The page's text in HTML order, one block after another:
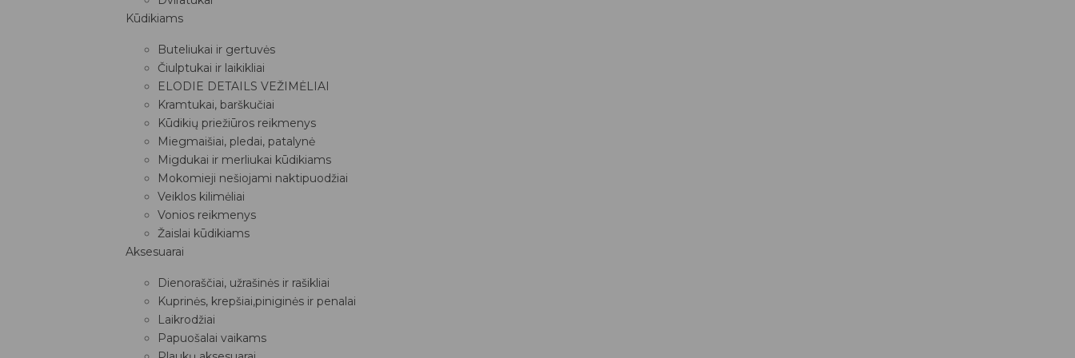
Kūdikiams
Buteliukai ir gertuvės
Čiulptukai ir laikikliai
ELODIE DETAILS VEŽIMĖLIAI
Kramtukai, barškučiai
Kūdikių priežiūros reikmenys
Miegmaišiai, pledai, patalynė
Migdukai ir merliukai kūdikiams
Mokomieji nešiojami naktipuodžiai
Veiklos kilimėliai
Vonios reikmenys
Žaislai kūdikiams
Aksesuarai
Dienoraščiai, užrašinės ir rašikliai
Kuprinės, krepšiai,piniginės ir penalai
Laikrodžiai
Papuošalai vaikams